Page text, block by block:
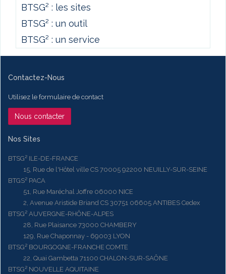
BTSG² : les sites
BTSG² : un outil
BTSG² : un service
Contactez-Nous
Utilisez le formulaire de contact
Nous contacter
Nos Sites
BTSG² ILE-DE-FRANCE
15, Rue de l'Hôtel ville CS 70005 92200 NEUILLY-SUR-SEINE
BTGS² PACA
51, Rue Maréchal Joffre 06000 NICE
2, Avenue Aristide Briand CS 30751 06605 ANTIBES Cedex
BTSG² AUVERGNE-RHÔNE-ALPES
28, Rue Plaisance 73000 CHAMBERY
129, Rue Chaponnay - 69003 LYON
BTSG² BOURGOGNE-FRANCHE COMTE
22, Quai Gambetta 71100 CHALON-SUR-SAÔNE
BTSG² NOUVELLE AQUITAINE